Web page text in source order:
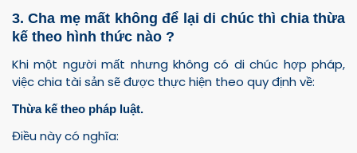
3. Cha mẹ mất không để lại di chúc thì chia thừa
kế theo hình thức nào ?
Khi một người mất nhưng không có di chúc hợp pháp,
việc chia tài sản sẽ được thực hiện theo quy định về:
Thừa kế theo pháp luật.
Điều này có nghĩa: